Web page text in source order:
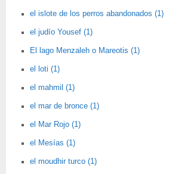
el islote de los perros abandonados (1)
el judío Yousef (1)
El lago Menzaleh o Mareotis (1)
el loti (1)
el mahmil (1)
el mar de bronce (1)
el Mar Rojo (1)
el Mesías (1)
el moudhir turco (1)